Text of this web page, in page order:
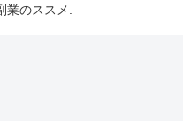
のススメ.